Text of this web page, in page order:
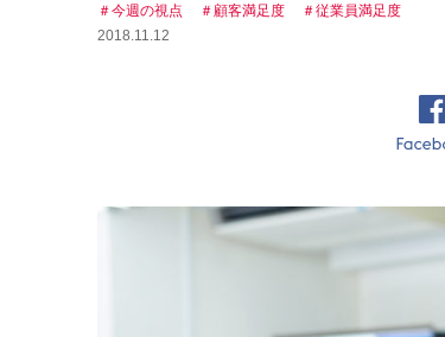
今週の視点 顧客満足度
従業員満足度
2018.11.12